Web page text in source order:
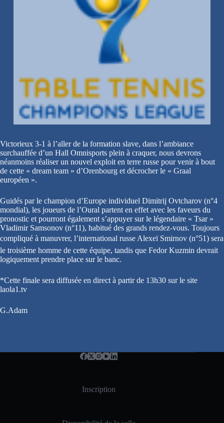
Victorieux 3-1 à l’aller de la formation slave, dans l’ambiance
surchauffée d’un Hall Omnisports plein à craquer, nous devrons
néanmoins réaliser un nouvel exploit en terre russe pour venir à bout
de cette « dream team » d’Orenbourg et décrocher le « Graal
européen ».
Guidés par le champion d’Europe individuel Dimitrij Ovtcharov (n°4
mondial), les joueurs de l’Oural partent en effet avec les faveurs du
pronostic et pourront également s’appuyer sur le légendaire « Tsar »
Vladimir Samsonov (n°11), habitué des grands rendez-vous. Toujours
compliqué à manuvrer, l’international russe Alexeï Smirnov (n°51) sera
le troisième homme de cette équipe, tandis que Fedor Kuzmin devrait
logiquement prendre place sur le banc.
*Cette finale sera diffusée en direct à partir de 13h30 sur le site
laola1.tv
G.Adam
Inscription